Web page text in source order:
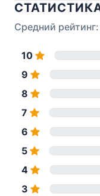
Средний рейтинг:
10
9
8
7
6
5
4
3